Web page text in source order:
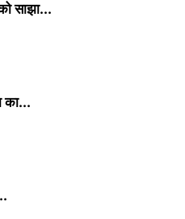
साझा...
का...